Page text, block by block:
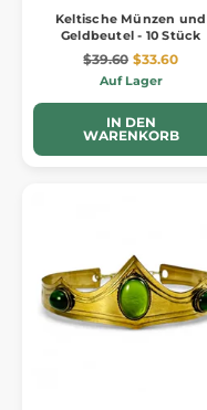
Keltische Münzen und
Geldbeutel - 10 Stück
$39.60 $33.60
Auf Lager
IN DEN
WARENKORB